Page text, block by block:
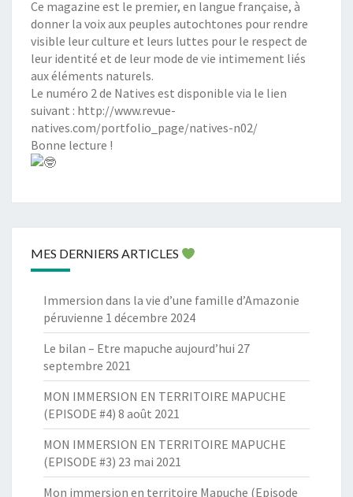
Ce magazine est le premier, en langue française, à
donner la voix aux peuples autochtones pour rendre
visible leur culture et leurs luttes pour le respect de
leur identité et de leur mode de vie intimement liés
aux éléments naturels.
Le numéro 2 de Natives est disponible via le lien
suivant : http://www.revue-
natives.com/portfolio_page/natives-n02/
Bonne lecture !
MES DERNIERS ARTICLES
Immersion dans la vie d’une famille d’Amazonie
péruvienne 1 décembre 2024
Le bilan – Etre mapuche aujourd’hui 27
septembre 2021
MON IMMERSION EN TERRITOIRE MAPUCHE
(EPISODE #4) 8 août 2021
MON IMMERSION EN TERRITOIRE MAPUCHE
(EPISODE #3) 23 mai 2021
Mon immersion en territoire Mapuche (Episode